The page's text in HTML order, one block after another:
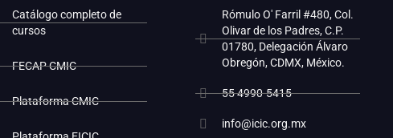
Catálogo completo de
cursos
FECAP CMIC
Plataforma CMIC
Rómulo O' Farril #480, Col.
Olivar de los Padres, C.P.
01780, Delegación Álvaro
Obregón, CDMX, México.
55 4990-5415
info@icic.org.mx